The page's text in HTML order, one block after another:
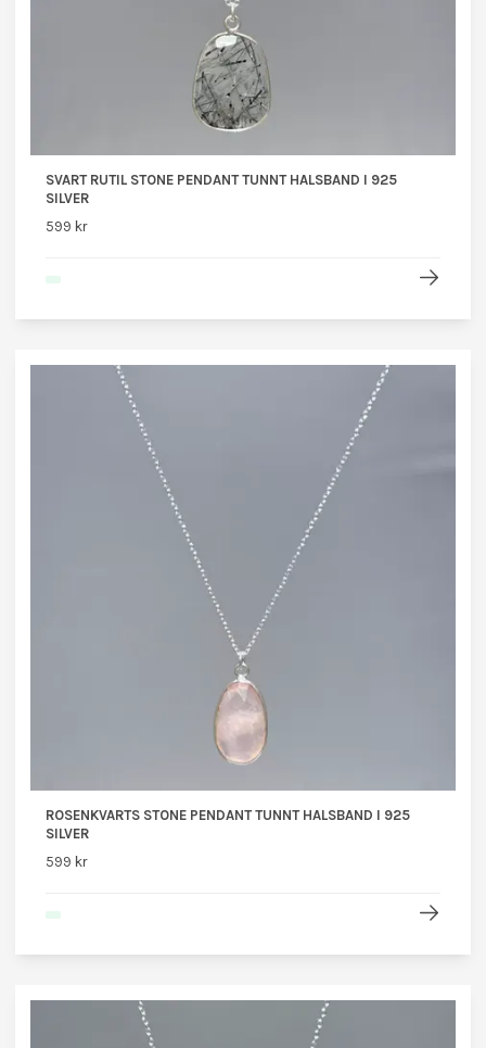
SVART RUTIL STONE PENDANT TUNNT HALSBAND I 925
SILVER
599 kr
ROSENKVARTS STONE PENDANT TUNNT HALSBAND I 925
SILVER
599 kr